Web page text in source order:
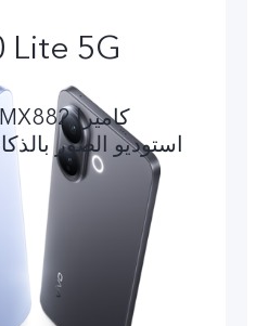
Lite 5G
کامیرا Sony IMX882
استوديو الصور